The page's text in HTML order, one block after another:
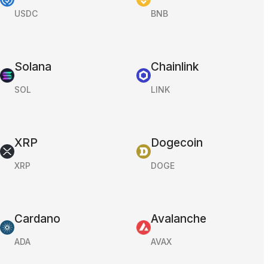
USDC BNB
Solana
SOL
Chainlink
LINK
XRP
XRP
Dogecoin
DOGE
Cardano
ADA
Avalanche
AVAX